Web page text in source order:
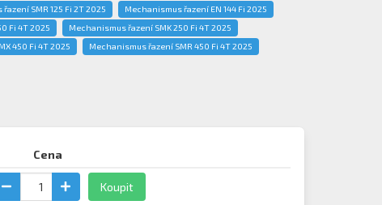
SMR 125 Fi 2T 2025
Mechanismus řazení EN 144 Fi 2025
Fi 4T 2025
Mechanismus řazení SMK 250 Fi 4T 2025
450 Fi 4T 2025
Mechanismus řazení SMR 450 Fi 4T 2025
Cena
Koupit